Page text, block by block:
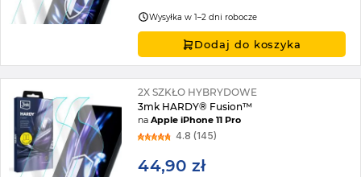
Wysyłka w 1–2 dni robocze
Dodaj do koszyka
2X SZKŁO HYBRYDOWE
3mk HARDY® Fusion™
naApple iPhone 11 Pro
4.8 (145)
44,90 zł